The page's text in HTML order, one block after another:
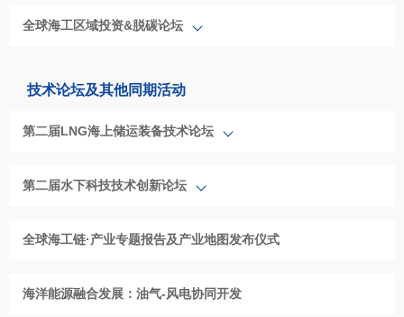
全球海工区域投资&脱碳论坛
技术论坛及其他同期活动
第二届LNG海上储运装备技术论坛
第二届水下科技技术创新论坛
全球海工链·产业专题报告及产业地图发布仪式
海洋能源融合发展：油气-风电协同开发